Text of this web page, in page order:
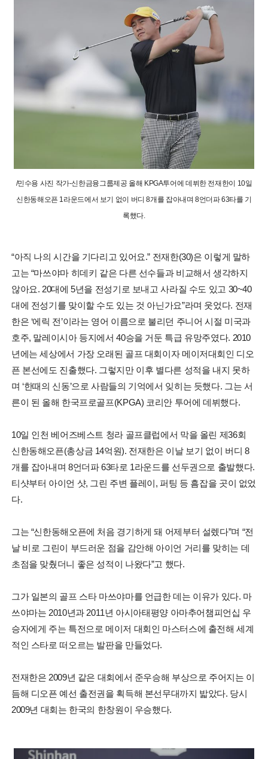
/민수용 사진 작가-신한금융그룹제공 올해 KPGA투어에 데뷔한 전재한이 10일
신한동해오픈 1라운드에서 보기 없이 버디 8개를 잡아내며 8언더파 63타를 기
록했다.
“아직 나의 시간을 기다리고 있어요.” 전재한(30)은 이렇게 말하
고는 “마쓰야마 히데키 같은 다른 선수들과 비교해서 생각하지
않아요. 20대에 5년을 전성기로 보내고 사라질 수도 있고 30~40
대에 전성기를 맞이할 수도 있는 것 아닌가요”라며 웃었다. 전재
한은 ‘에릭 전’이라는 영어 이름으로 불리던 주니어 시절 미국과
호주, 말레이시아 등지에서 40승을 거둔 특급 유망주였다. 2010
년에는 세상에서 가장 오래된 골프 대회이자 메이저대회인 디오
픈 본선에도 진출했다. 그렇지만 이후 별다른 성적을 내지 못하
며 ‘한때의 신동’으로 사람들의 기억에서 잊히는 듯했다. 그는 서
른이 된 올해 한국프로골프(KPGA) 코리안 투어에 데뷔했다.
10일 인천 베어즈베스트 청라 골프클럽에서 막을 올린 제36회
신한동해오픈(총상금 14억원). 전재한은 이날 보기 없이 버디 8
개를 잡아내며 8언더파 63타로 1라운드를 선두권으로 출발했다.
티샷부터 아이언 샷, 그린 주변 플레이, 퍼팅 등 흠잡을 곳이 없었
다.
그는 “신한동해오픈에 처음 경기하게 돼 어제부터 설렜다”며 “전
날 비로 그린이 부드러운 점을 감안해 아이언 거리를 맞히는 데
초점을 맞췄더니 좋은 성적이 나왔다”고 했다.
그가 일본의 골프 스타 마쓰야마를 언급한 데는 이유가 있다. 마
쓰야마는 2010년과 2011년 아시아태평양 아마추어챔피언십 우
승자에게 주는 특전으로 메이저 대회인 마스터스에 출전해 세계
적인 스타로 떠오르는 발판을 만들었다.
전재한은 2009년 같은 대회에서 준우승해 부상으로 주어지는 이
듬해 디오픈 예선 출전권을 획득해 본선무대까지 밟았다. 당시
2009년 대회는 한국의 한창원이 우승했다.